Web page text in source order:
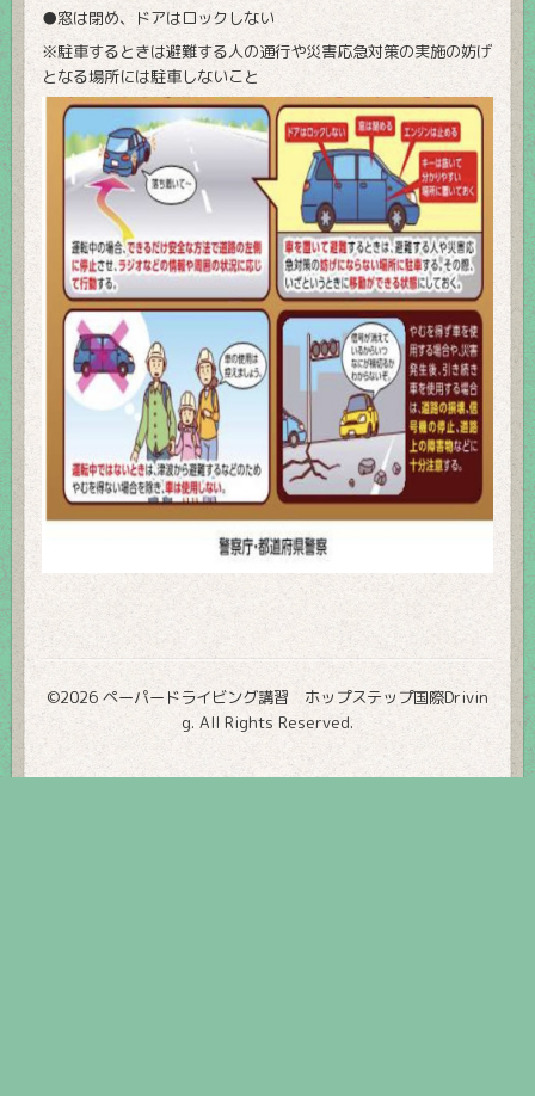
●窓は閉め、ドアはロックしない
※駐車するときは避難する人の通行や災害応急対策の実施の妨げ
となる場所には駐車しないこと
©2026 ペーパードライビング講習 ホップステップ国際Drivin
g. All Rights Reserved.